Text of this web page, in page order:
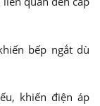
bếp ngắt dù
khiến điện áp